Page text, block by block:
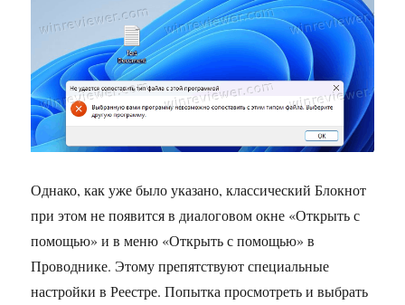
Однако, как уже было указано, классический Блокнот
при этом не появится в диалоговом окне «Открыть с
помощью» и в меню «Открыть с помощью» в
Проводнике. Этому препятствуют специальные
настройки в Реестре. Попытка просмотреть и выбрать